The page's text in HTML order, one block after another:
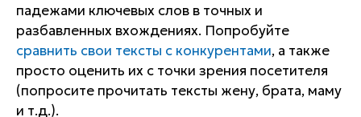
падежами ключевых слов в точных и
разбавленных вхождениях. Попробуйте
сравнить свои тексты с конкурентами, а также
просто оценить их с точки зрения посетителя
(попросите прочитать тексты жену, брата, маму
и т.д.).